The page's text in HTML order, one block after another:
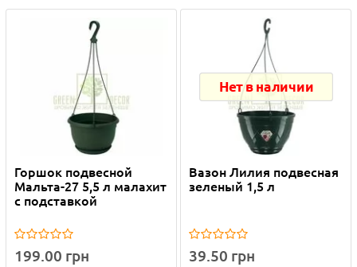
Горшок подвесной
Мальта-27 5,5 л малахит
с подставкой
199.00 грн
Нет в наличии
Вазон Лилия подвесная
зеленый 1,5 л
39.50 грн